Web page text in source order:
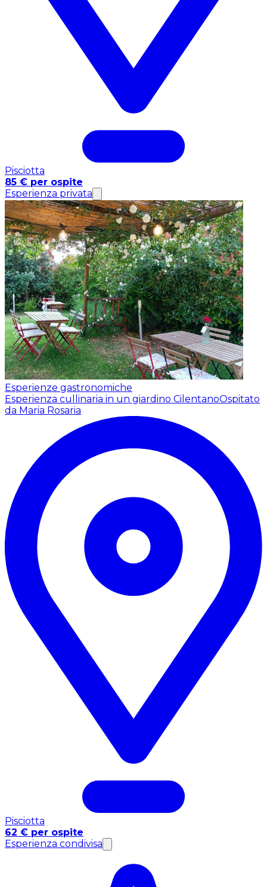
Pisciotta
85 € per ospite
Esperienza privata
Esperienze gastronomiche
Esperienza cullinaria in un giardino CilentanoOspitato
da Maria Rosaria
Pisciotta
62 € per ospite
Esperienza condivisa